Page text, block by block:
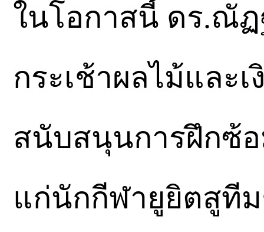
ในโอกาสนี้ ดร.ณั
กระเช้าผลไม้และ
สนับสนุนการฝึกซ้
แก่นักกีฬายูยิตสูทีม